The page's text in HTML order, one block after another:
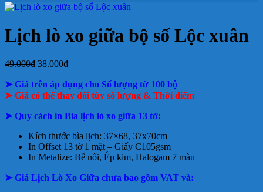
tại
Treo
Tường
Bloc
Khổ
Đại
Mẫu
Tết
TLV
ở
lịch
Bloc
đẹp
luận
Bảng
giá
Bàn
Lịch lò xo giữa bộ số Lộc xuân
49.000₫ Giá
là:
49.000₫.
38.000₫Giá
tại
là:
➤ Giá trên áp dụng cho Số lượng từ 100 bộ
➤ Giá có thể thay đổi tùy số lượng & Thời điểm
➤Quy cách in Bìa lịch lò xo giữa 13 tờ:
Kích thước bìa lịch: 37×68, 37x70cm
In Offset 13 tờ 1 mặt – Giấy C105gsm
In Metalize: Bế nổi, Ép kim, Halogam 7 màu
➤ Giá Lịch Lò Xo Giữa chưa bao gồm VAT và: